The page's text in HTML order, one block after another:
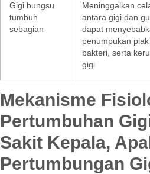
Gigi bungsu
tumbuh
sebagian
Meninggalkan
antara gigi dan
dapat
penumpukan
bakteri, serta
gigi
Mekanisme
Pertumbuhan
Sakit Kepala,
Pertumbungan